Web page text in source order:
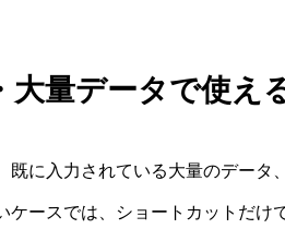
大量データで使え
既に入力されている大量のデータ
ケースでは、ショートカットだけ